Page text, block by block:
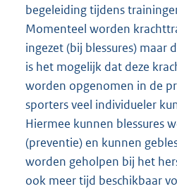
begeleiding tijdens
Momenteel worden
ingezet (bij blessures) maar
is het mogelijk dat deze
worden opgenomen in de
sporters veel individueler
Hiermee kunnen blessures
(preventie) en kunnen
worden geholpen bij het
ook meer tijd beschikbaar